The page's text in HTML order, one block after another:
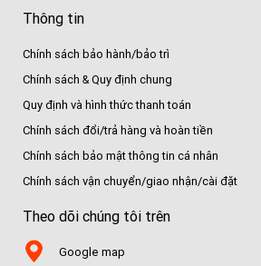
Thông tin
Chính sách bảo hành/bảo trì
Chính sách & Quy định chung
Quy định và hình thức thanh toán
Chính sách đổi/trả hàng và hoàn tiền
Chính sách bảo mật thông tin cá nhân
Chính sách vận chuyển/giao nhận/cài đặt
Theo dõi chúng tôi trên
Google map